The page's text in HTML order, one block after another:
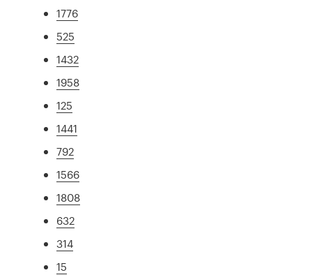
1776
525
1432
1958
125
1441
792
1566
1808
632
314
15